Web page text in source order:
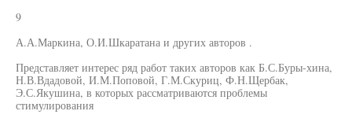
9
А.А.Маркина, О.И.Шкаратана и других авторов .
Представляет интерес ряд работ таких авторов как Б.С.Буры-хина,
Н.В.Вдадовой, И.М.Поповой, Г.М.Скуриц, Ф.Н.Щербак,
Э.С.Якушина, в которых рассматриваются проблемы
стимулирования